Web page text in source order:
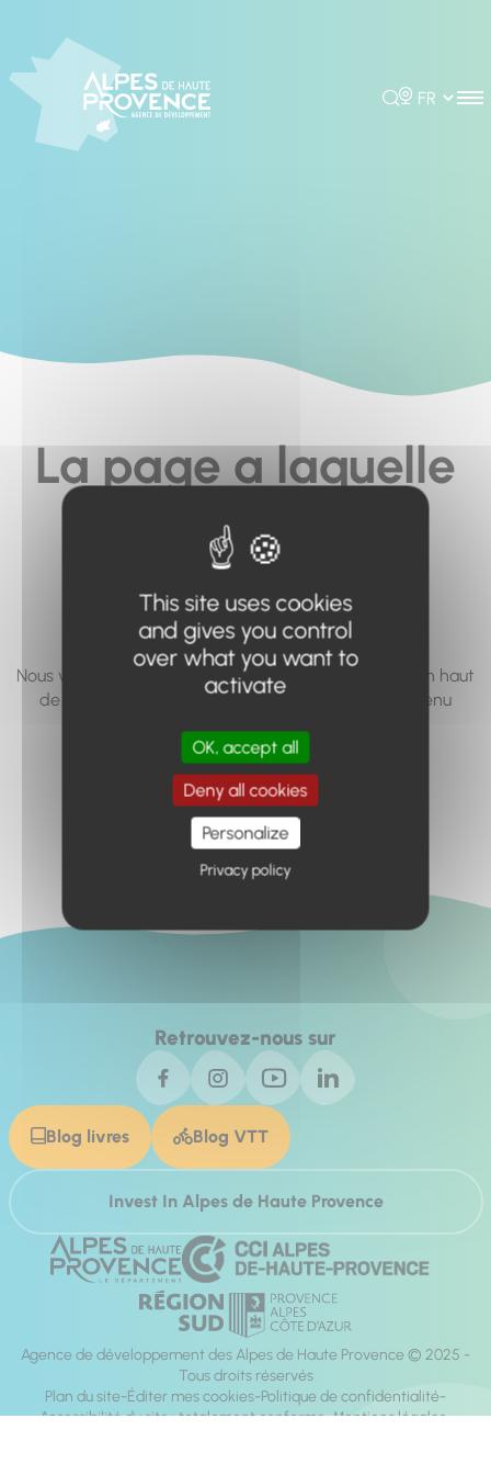
Rechercher
Choisir la
La page a laquelle
vous cherchez à
accéder n'existe
pas... ou plus.
Nous vous invitons à utiliser le moteur de recherche en haut
de page, ou à utiliser le menu pour trouver le contenu
Retour à l'accueil
Retrouvez-nous sur
Blog livres Blog VTT
Invest In Alpes de Haute Provence
Agence de développement des Alpes de Haute Provence © 2025 -
Tous droits réservés
Plan du site Éditer mes cookies Politique de confidentialité
Accessibilité du site : totalement conforme Mentions légales
This site uses cookies
and gives you control
over what you want to
activate
OK, accept all
Deny all cookies
Personalize
Privacy policy